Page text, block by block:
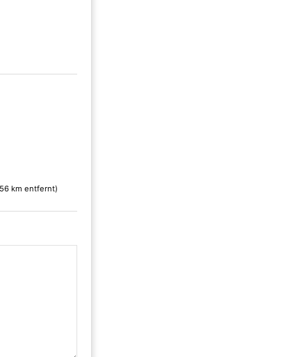
km entfernt)